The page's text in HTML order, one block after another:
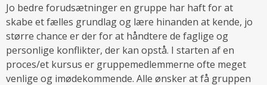
Jo bedre forudsætninger en gruppe har haft for at
skabe et fælles grundlag og lære hinanden at kende, jo
større chance er der for at håndtere de faglige og
personlige konflikter, der kan opstå. I starten af en
proces/et kursus er gruppemedlemmerne ofte meget
venlige og imødekommende. Alle ønsker at få gruppen